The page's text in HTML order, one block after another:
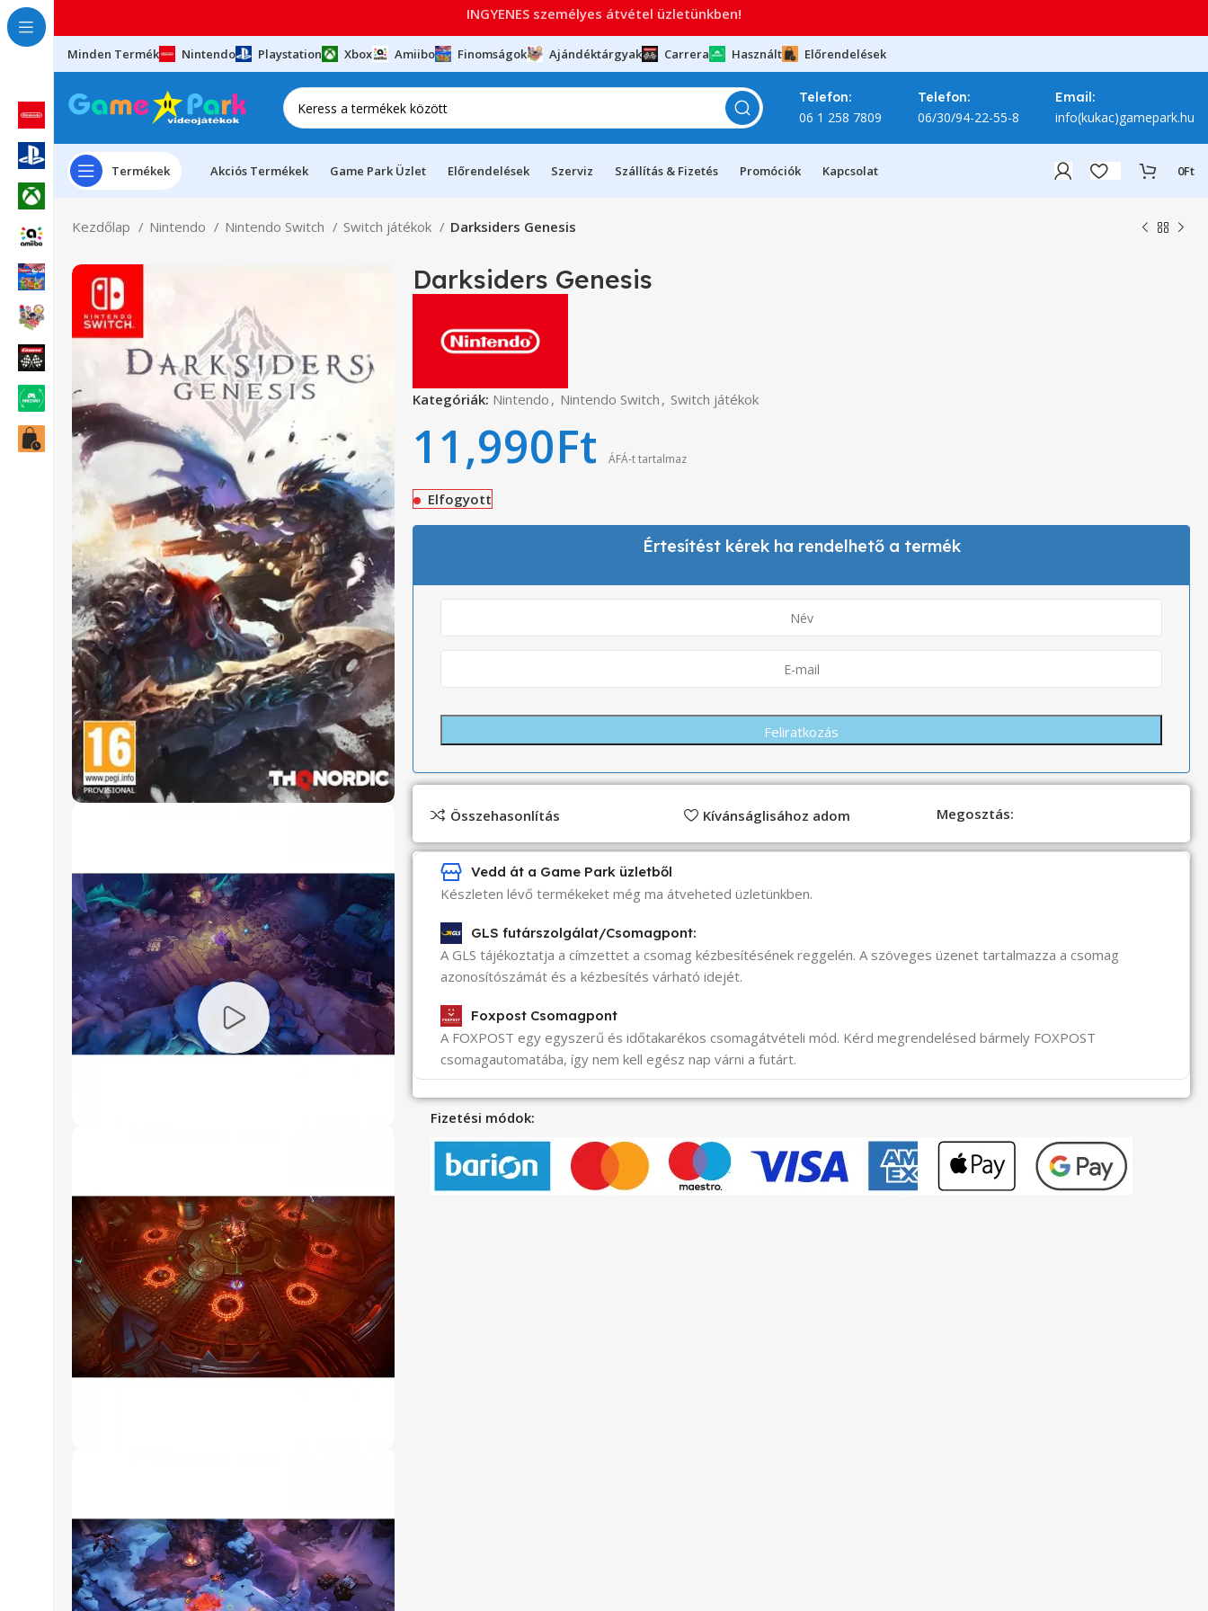
Minden Termék Nintendo Playstation Xbox Amiibo Finomságok Ajándéktárgyak Carrera Használt Előrendelések
Telefon:
06 1 258 7809
Telefon:
06/30/94-22-55-8
Email:
info(kukac)gamepark.hu
Termékek Akciós Termékek Game Park Üzlet Előrendelések Szerviz Szállítás & Fizetés Promóciók Kapcsolat 0Ft
Kezdőlap Nintendo Nintendo Switch Switch játékok Darksiders Genesis
Darksiders Genesis
Kategóriák: Nintendo , Nintendo Switch , Switch játékok
11,990Ft ÁFÁ-t tartalmaz
Elfogyott
Értesítést kérek ha rendelhető a termék
Összehasonlítás Kívánságlisához adom Megosztás:
Vedd át a Game Park üzletből
Készleten lévő termékeket még ma átveheted üzletünkben.
GLS futárszolgálat/Csomagpont:
A GLS tájékoztatja a címzettet a csomag kézbesítésének reggelén. A szöveges üzenet tartalmazza a csomag
azonosítószámát és a kézbesítés várható idejét.
Foxpost Csomagpont
A FOXPOST egy egyszerű és időtakarékos csomagátvételi mód. Kérd megrendelésed bármely FOXPOST
csomagautomatába, így nem kell egész nap várni a futárt.
Fizetési módok:
INGYENES személyes átvétel üzletünkben!